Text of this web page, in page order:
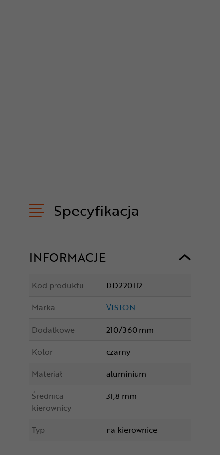
Specyfikacja
INFORMACJE
Kod produktu
DD220112
Marka
VISION
Dodatkowe
210/360 mm
Kolor
czarny
Materiał
aluminium
Średnica
kierownicy
31,8 mm
Typ na kierownice